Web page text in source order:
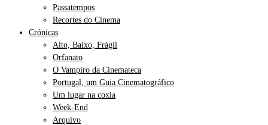
Passatempos
Recortes do Cinema
Crónicas
Alto, Baixo, Frágil
Orfanato
O Vampiro da Cinemateca
Portugal, um Guia Cinematográfico
Um lugar na coxia
Week-End
Arquivo